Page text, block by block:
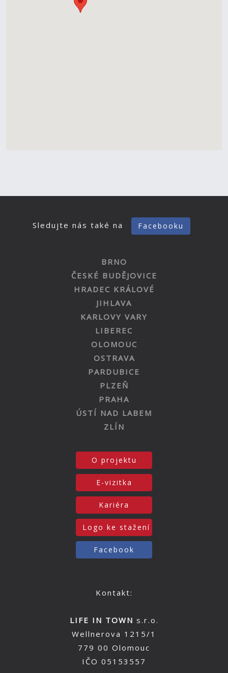
Sledujte nás také na Facebooku
BRNO
ČESKÉ BUDĚJOVICE
HRADEC KRÁLOVÉ
JIHLAVA
KARLOVY VARY
LIBEREC
OLOMOUC
OSTRAVA
PARDUBICE
PLZEŇ
PRAHA
ÚSTÍ NAD LABEM
ZLÍN
O projektu
E-vizitka
Kariéra
Logo ke stažení
Facebook
Kontakt:
LIFE IN TOWN s.r.o.
Wellnerova 1215/1
779 00 Olomouc
IČO 05153557